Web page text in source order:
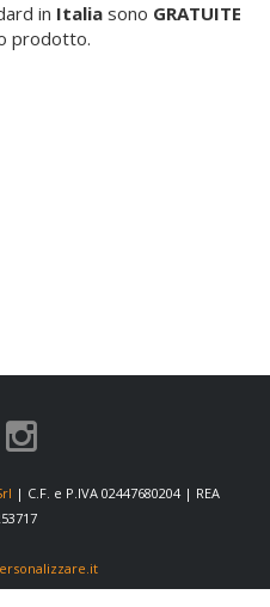
in Italiasono GRATUITE
prodotto.
| C.F. e P.IVA 02447680204 | REA